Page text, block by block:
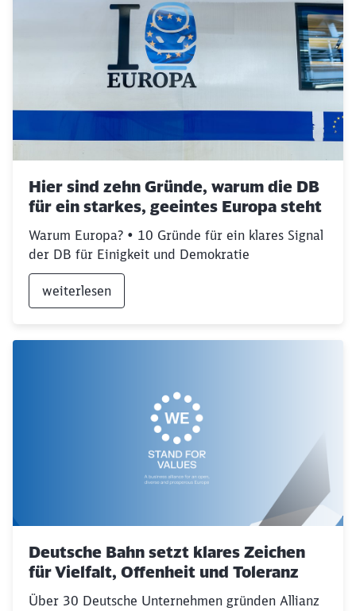
Hier sind zehn Gründe, warum die DB
für ein starkes, geeintes Europa steht
Warum Europa? • 10 Gründe für ein klares Signal
der DB für Einigkeit und Demokratie
weiterlesen
Deutsche Bahn setzt klares Zeichen
für Vielfalt, Offenheit und Toleranz
Über 30 Deutsche Unternehmen gründen Allianz